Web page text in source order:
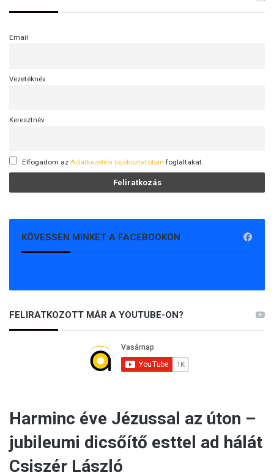
Email
Vezetéknév
Keresztnév
Elfogadom az Adatkezelési tájékoztatóban foglaltakat.
KÖVESSEN MINKET A FACEBOOKON
FELIRATKOZOTT MÁR A YOUTUBE-ON?